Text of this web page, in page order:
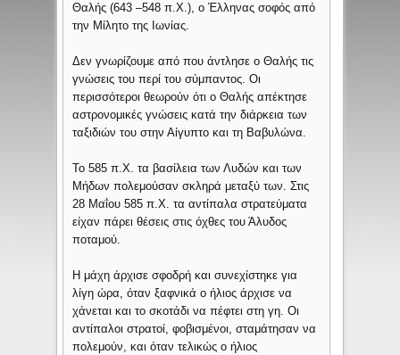
Θαλής (643 –548 π.Χ.), ο Έλληνας σοφός από
την Μίλητο της Ιωνίας.
Δεν γνωρίζουμε από που άντλησε ο Θαλής τις
γνώσεις του περί του σύμπαντος. Οι
περισσότεροι θεωρούν ότι ο Θαλής απέκτησε
αστρονομικές γνώσεις κατά την διάρκεια των
ταξιδιών του στην Αίγυπτο και τη Βαβυλώνα.
Το 585 π.Χ. τα βασίλεια των Λυδών και των
Μήδων πολεμούσαν σκληρά μεταξύ των. Στις
28 Μαΐου 585 π.Χ. τα αντίπαλα στρατεύματα
είχαν πάρει θέσεις στις όχθες του Άλυδος
ποταμού.
Η μάχη άρχισε σφοδρή και συνεχίστηκε για
λίγη ώρα, όταν ξαφνικά ο ήλιος άρχισε να
χάνεται και το σκοτάδι να πέφτει στη γη. Οι
αντίπαλοι στρατοί, φοβισμένοι, σταμάτησαν να
πολεμούν, και όταν τελικώς ο ήλιος